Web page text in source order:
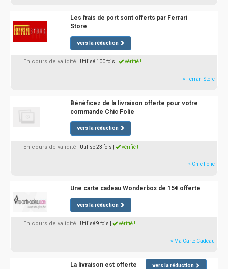
Les frais de port sont offerts par Ferrari
Store
vers la réduction
En cours de validité | Utilisé 100 fois vérifié !
» Ferrari Store
Bénéficez de la livraison offerte pour votre
commande Chic Folie
vers la réduction
En cours de validité | Utilisé 23 fois vérifié !
» Chic Folie
Une carte cadeau Wonderbox de 15€ offerte
vers la réduction
En cours de validité | Utilisé 9 fois vérifié !
» Ma Carte Cadeau
La livraison est offerte vers la réduction